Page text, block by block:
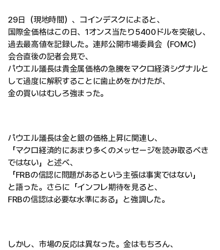
29日（現地時間）、コインデスクによると、
国際金価格はこの日、1オンス当たり5400ドルを突破し、
過去最高値を記録した。連邦公開市場委員会（FOMC）
会合直後の記者会見で、
パウエル議長は貴金属価格の急騰をマクロ経済シグナルと
して過度に解釈することに歯止めをかけたが、
金の買いはむしろ強まった。
パウエル議長は金と銀の価格上昇に関連し、
「マクロ経済的にあまり多くのメッセージを読み取るべき
ではない」と述べ、
「FRBの信認に問題があるという主張は事実ではない」
と語った。さらに「インフレ期待を見ると、
FRBの信認は必要な水準にある」と強調した。
しかし、市場の反応は異なった。金はもちろん、